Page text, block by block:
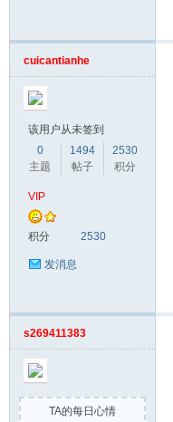
cuicantianhe
该用户从未签到
0
主题
1494
帖子
2530
积分
VIP
积分 2530
发消息
s269411383
TA的每日心情